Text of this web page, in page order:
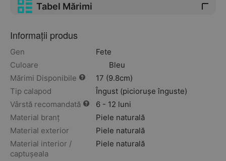
Tabel Mărimi
Informații produs
Gen
Fete
Culoare
Bleu
Mărimi Disponibile
17 (9.8cm)
Tip calapod
Îngust (piciorușe înguste)
Vârstă recomandată
6 - 12 luni
Material branț
Piele naturală
Material exterior
Piele naturală
Material interior /
captușeala
Piele naturală